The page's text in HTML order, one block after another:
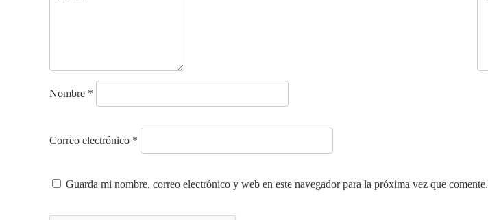
Nombre *
Correo electrónico *
Guarda mi nombre, correo electrónico y web en este navegador para la próxima vez que comente.